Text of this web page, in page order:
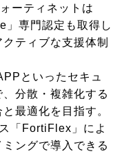
ーティネットは
専門認定も取得し
ティブな支援体制
といったセキュ
分散・複雑化する
最適化を目指す。
「FortiFlex」によ
ングで導入できる